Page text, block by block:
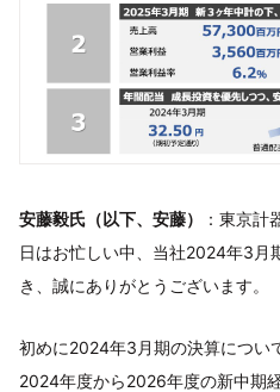
安藤毅氏（以下、安藤）
：東京計
日はお忙しい中、当社2024年3月
き、誠にありがとうございます。
初めに2024年3月期の決算につい
2024年度から2026年度の新中期